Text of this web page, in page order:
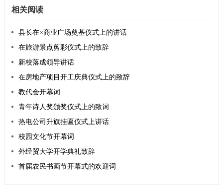
相关阅读
县长在×商业广场奠基仪式上的讲话
在旅游景点剪彩仪式上的致辞
新校落成领导讲话
在房地产项目开工庆典仪式上的致辞
教代会开幕词
青年诗人奖颁奖仪式上的致词
热电公司升旗挂匾仪式上讲话
校园文化节开幕词
外经贸大学开学典礼致辞
首届农民书画节开幕式的欢迎词